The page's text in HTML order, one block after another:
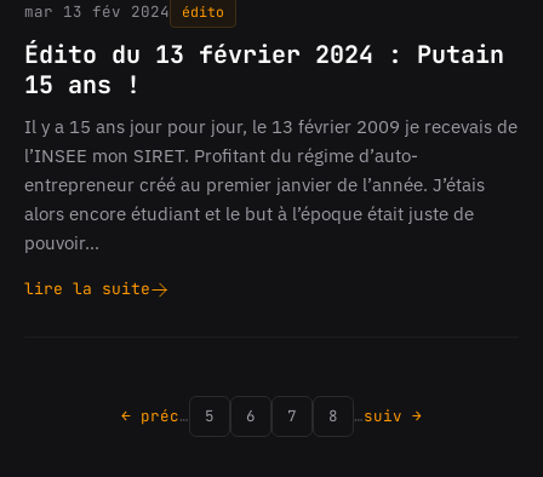
Désactiver
le
nouveau
terminal
mar 13 fév 2024 édito
Édito du 13 février 2024 : Putain
15 ans !
Il y a 15 ans jour pour jour, le 13 février 2009 je recevais de
l’INSEE mon SIRET. Profitant du régime d’auto-
entrepreneur créé au premier janvier de l’année. J’étais
alors encore étudiant et le but à l’époque était juste de
pouvoir…
lire la suite
Édito
← préc… 5 6 7 8 …suiv →